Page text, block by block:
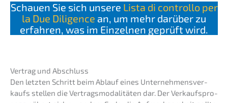
Schau­en Sie sich unsere Lista di control­lo per
la Due Diligence an, um mehr darüber zu
erfah­ren, was im Einzel­nen geprüft wird.
Vertrag und Abschluss
Den letzten Schritt beim Ablauf eines Unter­neh­mens­ver­
kaufs stellen die Vertrags­mo­da­li­tä­ten dar. Der Verkaufs­pro­